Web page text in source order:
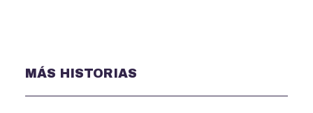
MÁS HISTORIAS